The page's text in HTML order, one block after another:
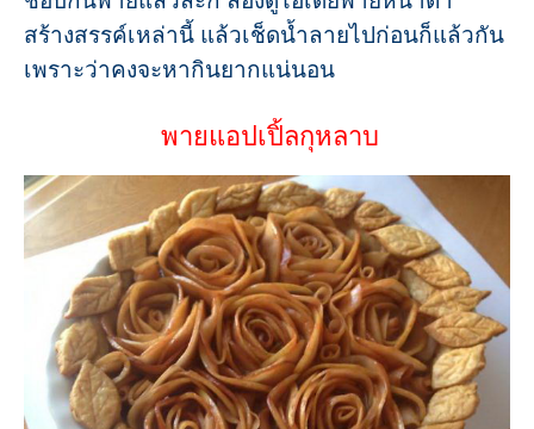
สร้างสรรค์เหล่านี้ แล้วเช็ดน้ำลายไปก่อนก็แล้วกัน
เพราะว่าคงจะหากินยากแน่นอน
พายแอปเปิ้ลกุหลาบ